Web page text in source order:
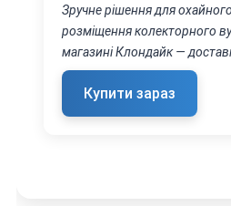
Зручне рішення для
розміщення колекторного
магазині Клондайк —
Купити зараз